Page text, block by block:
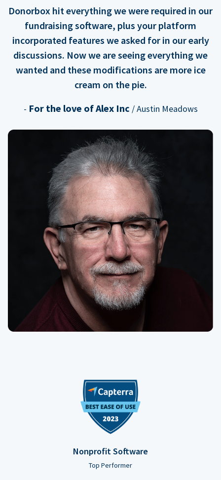
Donorbox hit everything we were required in our
fundraising software, plus your platform
incorporated features we asked for in our early
discussions. Now we are seeing everything we
wanted and these modifications are more ice
cream on the pie.
- For the love of Alex Inc / Austin Meadows
Nonprofit Software
Top Performer